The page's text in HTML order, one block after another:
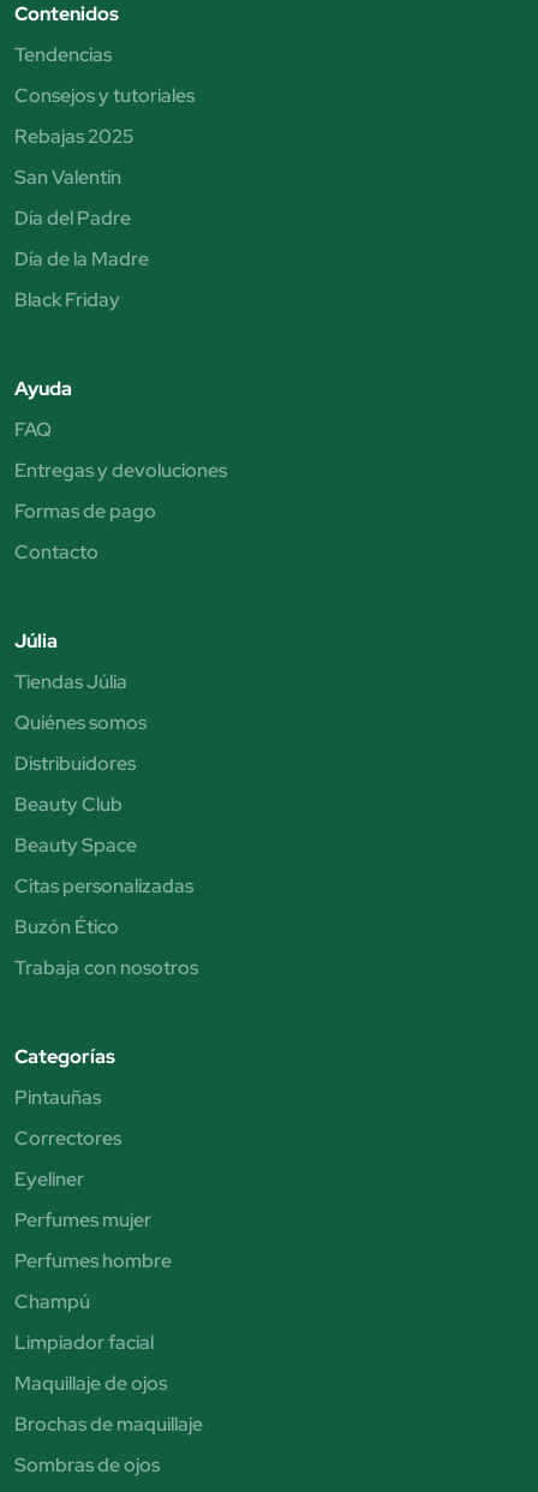
Contenidos
Tendencias
Consejos y tutoriales
Rebajas 2025
San Valentín
Día del Padre
Día de la Madre
Black Friday
Ayuda
FAQ
Entregas y devoluciones
Formas de pago
Contacto
Júlia
Tiendas Júlia
Quiénes somos
Distribuidores
Beauty Club
Beauty Space
Citas personalizadas
Buzón Ético
Trabaja con nosotros
Categorías
Pintauñas
Correctores
Eyeliner
Perfumes mujer
Perfumes hombre
Champú
Limpiador facial
Maquillaje de ojos
Brochas de maquillaje
Sombras de ojos